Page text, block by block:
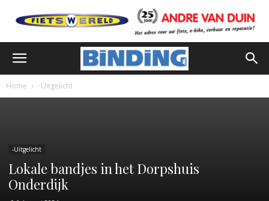
Home -Uitgelicht
-Uitgelicht
Lokale bandjes in het Dorpshuis
Onderdijk